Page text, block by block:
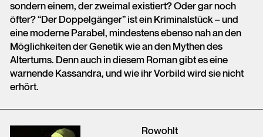
sondern einem, der zweimal existiert? Oder gar noch
öfter? “Der Doppelgänger” ist ein Kriminalstück – und
eine moderne Parabel, mindestens ebenso nah an den
Möglichkeiten der Genetik wie an den Mythen des
Altertums. Denn auch in diesem Roman gibt es eine
warnende Kassandra, und wie ihr Vorbild wird sie nicht
erhört.
Rowohlt